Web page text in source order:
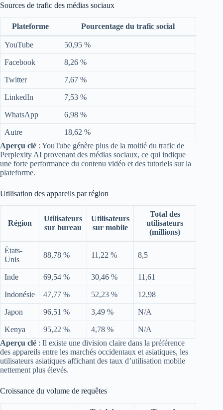
Sources de trafic des médias sociaux
Plateforme Pourcentage du trafic social
YouTube 50,95 %
Facebook 8,26 %
Twitter 7,67 %
LinkedIn 7,53 %
WhatsApp 6,98 %
Autre
18,62 %
Aperçu clé : YouTube génère plus de la moitié du trafic de
Perplexity AI provenant des médias sociaux, ce qui indique
une forte performance du contenu vidéo et des tutoriels sur la
plateforme.
Utilisation des appareils par région
Région
Utilisateurs
sur bureau
Utilisateurs
sur mobile
Total des
utilisateurs
(millions)
États-
Unis
88,78 % 11,22 % 8,5
Inde 69,54 % 30,46 % 11,61
Indonésie 47,77 % 52,23 % 12,98
Japon 96,51 % 3,49 % N/A
Kenya 95,22 % 4,78 %
N/A
Aperçu clé : Il existe une division claire dans la préférence
des appareils entre les marchés occidentaux et asiatiques, les
utilisateurs asiatiques affichant des taux d’utilisation mobile
nettement plus élevés.
Croissance du volume de requêtes